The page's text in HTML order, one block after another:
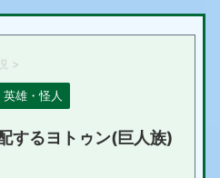
>
英雄・怪人
するヨトゥン(巨人族)